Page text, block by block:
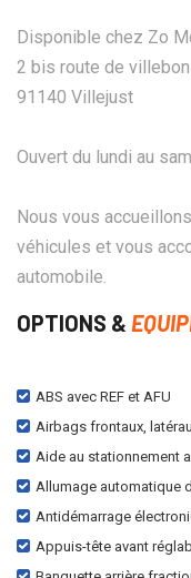
Disponible chez Zo
2 bis route de villebon
91140 Villejust
Ouvert du lundi au
Nous vous
véhicules et vous
automobile.
OPTIONS &
ABS avec REF et AFU
Airbags frontaux,
Aide au stationnement
Allumage automatique
Antidémarrage
Appuis-tête avant